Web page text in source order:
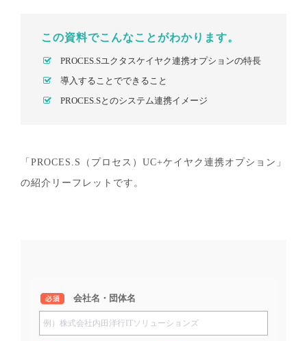
この資料でこんなことがわかります。
PROCES.Sユクタスケイヤク連携オプションの特長
導入することでできること
PROCES.Sとのシステム連携イメージ
「PROCES.S（プロセス）UC+ケイヤク連携オプション」
の紹介リーフレットです。
* 会社名・団体名